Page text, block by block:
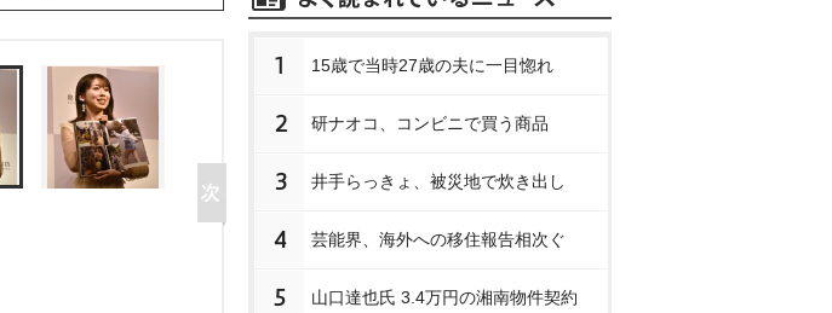
1 15歳で当時27歳の夫に一目惚れ
2 研ナオコ、コンビニで買う商品
3 井手らっきょ、被災地で炊き出し
4 芸能界、海外への移住報告相次ぐ
5 山口達也氏 3.4万円の湘南物件契約